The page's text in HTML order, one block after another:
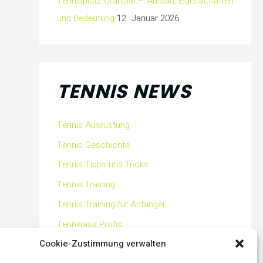
Cookie-Zustimmung verwalten
und Bedeutung 12. Januar 2026
TENNIS NEWS
Tennis Ausrüstung
Tennis Geschichte
Tennis Tipps und Tricks
Tennis Training
Tennis Training für Anfänger
Tennisass Profis
Tennisbälle